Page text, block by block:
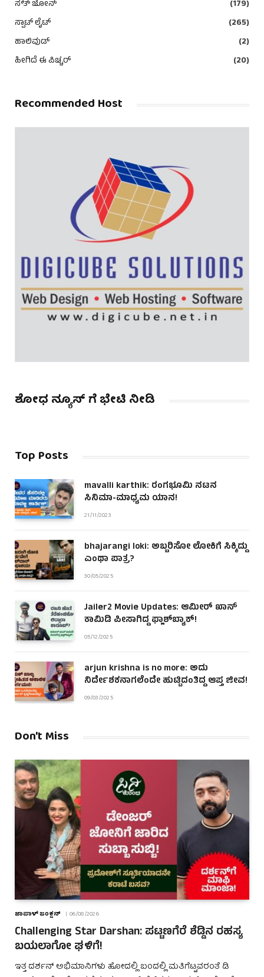
ಸೌತ್ ಜೋನ್
(179)
ಸ್ಪಾಟ್ ಲೈಟ್
(265)
ಹಾಲಿವುಡ್
(2)
ಹೀಗಿದೆ ಈ ಪಿಚ್ಚರ್
(20)
Recommended Host
ಶೋಧ ನ್ಯೂಸ್ ಗೆ ಭೇಟಿ ನೀಡಿ
Top Posts
mavalli karthik: ರಂಗಭೂಮಿ ನಟನ
ಸಿನಿಮಾ-ಮಾಧ್ಯಮ ಯಾನ!
21/11/2023
bhajarangi loki: ಅಬ್ಬರಿಸೋ ಲೋಕಿಗೆ ಸಿಕ್ಕಿದ್ದು
ಎಂಥಾ ಪಾತ್ರ?
30/05/2025
Jailer2 Movie Updates: ಆಮೀರ್ ಖಾನ್
ಕಾಮಿಡಿ ಪೀಸಾಗಿದ್ದ ಫ್ಲಾಶ್‌ಬ್ಯಾಕ್!
05/12/2025
arjun krishna is no more: ಅದು
ನಿರ್ದೇಶಕನಾಗಲೆಂದೇ ಹುಟ್ಟಿದಂತಿದ್ದ ಆಪ್ತ ಜೀವ!
09/03/2025
Don't Miss
ಜಾಪಾಳ್ ಜಂಕ್ಷನ್ 06/08/2026
Challenging Star Darshan: ಪಟ್ಟಣಗೆರೆ ಶೆಡ್ಡಿನ ರಹಸ್ಯ
ಬಯಲಾಗೋ ಘಳಿಗೆ!
ಇತ್ತ ದರ್ಶನ್ ಅಭಿಮಾನಿಗಳು ಹೋದಲ್ಲಿ ಬಂದಲ್ಲಿ ಮತಿಗೆಟ್ಟವರಂತೆ ಡಿ